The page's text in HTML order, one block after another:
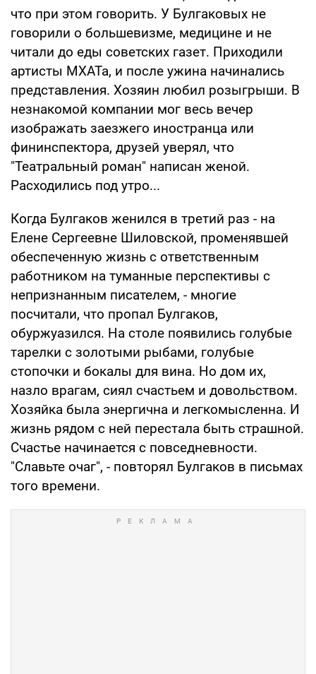
что при этом говорить. У Булгаковых не
говорили о большевизме, медицине и не
читали до еды советских газет. Приходили
артисты МХАТа, и после ужина начинались
представления. Хозяин любил розыгрыши. В
незнакомой компании мог весь вечер
изображать заезжего иностранца или
фининспектора, друзей уверял, что
"Театральный роман" написан женой.
Расходились под утро...
Когда Булгаков женился в третий раз - на
Елене Сергеевне Шиловской, променявшей
обеспеченную жизнь с ответственным
работником на туманные перспективы с
непризнанным писателем, - многие
посчитали, что пропал Булгаков,
обуржуазился. На столе появились голубые
тарелки с золотыми рыбами, голубые
стопочки и бокалы для вина. Но дом их,
назло врагам, сиял счастьем и довольством.
Хозяйка была энергична и легкомысленна. И
жизнь рядом с ней перестала быть страшной.
Счастье начинается с повседневности.
"Славьте очаг", - повторял Булгаков в письмах
того времени.